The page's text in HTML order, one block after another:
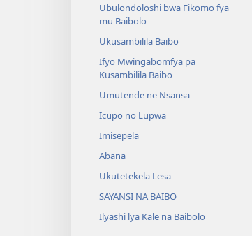
Ubulondoloshi bwa Fikomo fya
mu Baibolo
Ukusambilila Baibo
Ifyo Mwingabomfya pa
Kusambilila Baibo
Umutende ne Nsansa
Icupo no Lupwa
Imisepela
Abana
Ukutetekela Lesa
SAYANSI NA BAIBO
Ilyashi lya Kale na Baibolo